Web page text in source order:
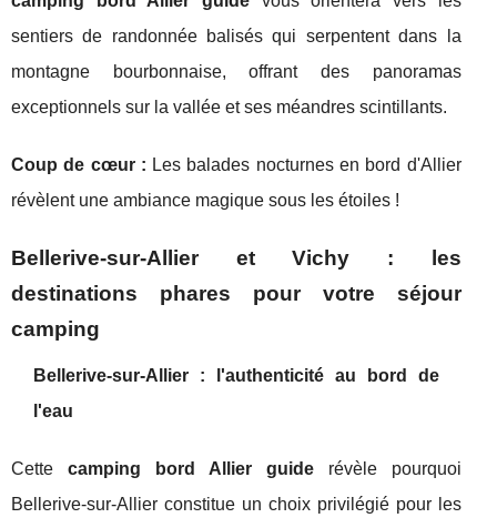
sentiers de randonnée balisés qui serpentent dans la
montagne bourbonnaise, offrant des panoramas
exceptionnels sur la vallée et ses méandres scintillants.
Coup de cœur : Les balades nocturnes en bord d'Allier
révèlent une ambiance magique sous les étoiles !
Bellerive-sur-Allier et Vichy : les
destinations phares pour votre séjour
camping
Bellerive-sur-Allier : l'authenticité au bord de
l'eau
Cette camping bord Allier guiderévèle pourquoi
Bellerive-sur-Allier constitue un choix privilégié pour les